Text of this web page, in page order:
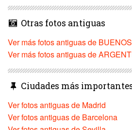
Otras fotos antiguas
Ver más fotos antiguas de
Ver más fotos antiguas de
Ciudades más
Ver fotos antiguas de Madrid
Ver fotos antiguas de Barcelona